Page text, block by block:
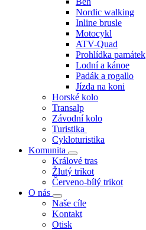
Nordic walking
Inline brusle
Motocykl
ATV-Quad
Prohlídka památek
Lodní a kánoe
Padák a rogallo
Jízda na koni
Horské kolo
Transalp
Závodní kolo
Turistika
Cykloturistika
Komunita
Králové tras
Žlutý trikot
Červeno-bílý trikot
O nás
Naše cíle
Kontakt
Otisk